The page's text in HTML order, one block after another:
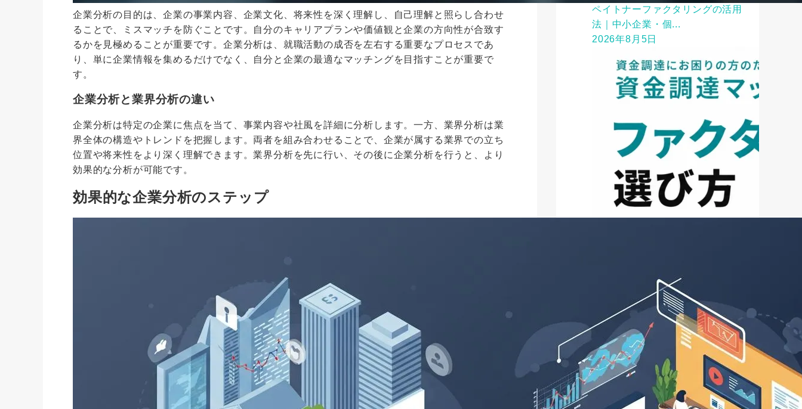
企業分析の目的は、企業の事業内容、企業文化、将来性を深く理解し、自己理解と照らし合わせ
ることで、ミスマッチを防ぐことです。自分のキャリアプランや価値観と企業の方向性が合致す
るかを見極めることが重要です。企業分析は、就職活動の成否を左右する重要なプロセスであ
り、単に企業情報を集めるだけでなく、自分と企業の最適なマッチングを目指すことが重要で
す。
企業分析と業界分析の違い
企業分析は特定の企業に焦点を当て、事業内容や社風を詳細に分析します。一方、業界分析は業
界全体の構造やトレンドを把握します。両者を組み合わせることで、企業が属する業界での立ち
位置や将来性をより深く理解できます。業界分析を先に行い、その後に企業分析を行うと、より
効果的な分析が可能です。
効果的な企業分析のステップ
ペイトナーファクタリングの活用
法｜中小企業・個...
2026年8月5日
ファクタリング